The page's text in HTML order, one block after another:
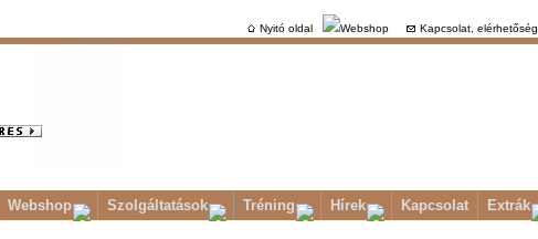
Nyitó oldal Webshop Kapcsolat, elérhetőség
Webshop Szolgáltatások Tréning Hírek Kapcsolat Extrák